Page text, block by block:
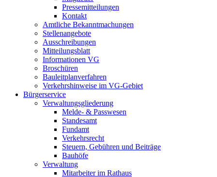
Pressemitteilungen
Kontakt
Amtliche Bekanntmachungen
Stellenangebote
Ausschreibungen
Mitteilungsblatt
Informationen VG
Broschüren
Bauleitplanverfahren
Verkehrshinweise im VG-Gebiet
Bürgerservice
Verwaltungsgliederung
Melde- & Passwesen
Standesamt
Fundamt
Verkehrsrecht
Steuern, Gebühren und Beiträge
Bauhöfe
Verwaltung
Mitarbeiter im Rathaus